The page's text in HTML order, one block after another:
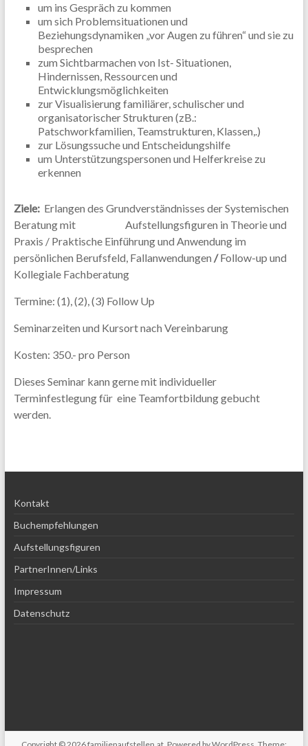
um ins Gespräch zu kommen
um sich Problemsituationen und
Beziehungsdynamiken „vor Augen zu führen“ und sie zu
besprechen
zum Sichtbarmachen von Ist- Situationen,
Hindernissen, Ressourcen und
Entwicklungsmöglichkeiten
zur Visualisierung familiärer, schulischer und
organisatorischer Strukturen (zB.:
Patschworkfamilien, Teamstrukturen, Klassen,.)
zur Lösungssuche und Entscheidungshilfe
um Unterstützungspersonen und Helferkreise zu
erkennen
Ziele: Erlangen des Grundverständnisses der Systemischen
Beratung mit Aufstellungsfiguren in Theorie und
Praxis / Praktische Einführung und Anwendung im
persönlichen Berufsfeld, Fallanwendungen /Follow-up und
Kollegiale Fachberatung
Termine: (1), (2), (3) Follow Up
Seminarzeiten und Kursort nach Vereinbarung
Kosten: 350.- pro Person
Dieses Seminar kann gerne mit individueller
Terminfestlegung für eine Teamfortbildung gebucht
werden.
Kontakt
Buchempfehlungen
Aufstellungsfiguren
PartnerInnen/Links
Impressum
Datenschutz